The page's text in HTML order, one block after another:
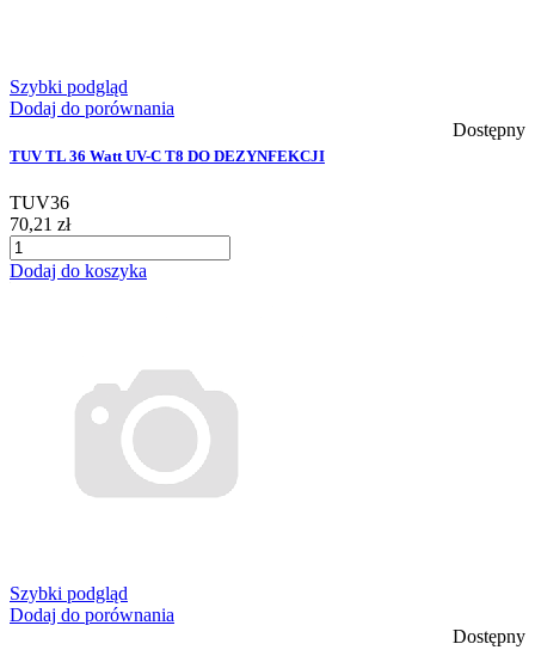
Szybki podgląd
Dodaj do porównania
Dostępny
TUV TL 36 Watt UV-C T8 DO DEZYNFEKCJI
TUV36
70,21 zł
Dodaj do koszyka
Szybki podgląd
Dodaj do porównania
Dostępny